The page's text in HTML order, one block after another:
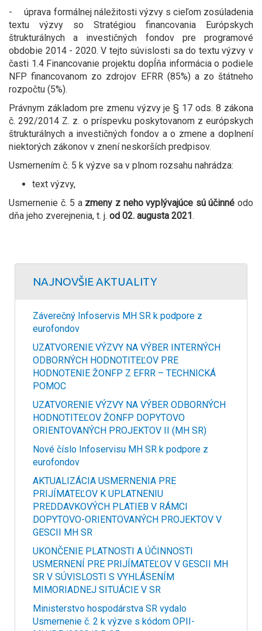
- úprava formálnej náležitosti výzvy s cieľom zosúladenia
textu výzvy so Stratégiou financovania Európskych
štrukturálnych a investičných fondov pre programové
obdobie 2014 - 2020. V tejto súvislosti sa do textu výzvy v
časti 1.4 Financovanie projektu dopĺňa informácia o podiele
NFP financovanom zo zdrojov EFRR (85%) a zo štátneho
rozpočtu (5%).
Právnym základom pre zmenu výzvy je § 17 ods. 8 zákona
č. 292/2014 Z. z. o príspevku poskytovanom z európskych
štrukturálnych a investičných fondov a o zmene a doplnení
niektorých zákonov v znení neskorších predpisov.
Usmernením č. 5 k výzve sa v plnom rozsahu nahrádza:
text výzvy,​
Usmernenie č. 5 a zmeny z neho vyplývajúce sú účinné odo
dňa jeho zverejnenia, t. j. od 02. augusta 2021 .
NAJNOVŠIE AKTUALITY
Záverečný Infoservis MH SR k podpore z
eurofondov
UZATVORENIE VÝZVY NA VÝBER INTERNÝCH
ODBORNÝCH HODNOTITEĽOV PRE
HODNOTENIE ŽONFP Z EFRR – TECHNICKÁ
POMOC
UZATVORENIE VÝZVY NA VÝBER ODBORNÝCH
HODNOTITEĽOV ŽONFP DOPYTOVO
ORIENTOVANÝCH PROJEKTOV II (MH SR)
Nové číslo Infoservisu MH SR k podpore z
eurofondov
AKTUALIZÁCIA USMERNENIA PRE
PRIJÍMATEĽOV K UPLATNENIU
PREDDAVKOVÝCH PLATIEB V RÁMCI
DOPYTOVO-ORIENTOVANÝCH PROJEKTOV V
GESCII MH SR
UKONČENIE PLATNOSTI A ÚČINNOSTI
USMERNENÍ PRE PRIJÍMATEĽOV V GESCII MH
SR V SÚVISLOSTI S VYHLÁSENÍM
MIMORIADNEJ SITUÁCIE V SR
Ministerstvo hospodárstva SR vydalo
Usmernenie č. 2 k výzve s kódom OPII-